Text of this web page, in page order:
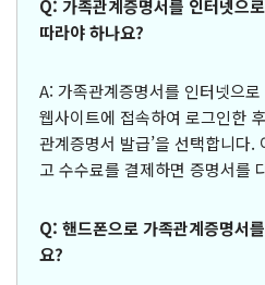
Q: 가족관계증명서를 인터넷으
따라야 하나요?
A: 가족관계증명서를 인터넷으
웹사이트에 접속하여 로그인한
관계증명서 발급’을 선택합니다
고 수수료를 결제하면 증명서를
Q: 핸드폰으로 가족관계증명서
요?